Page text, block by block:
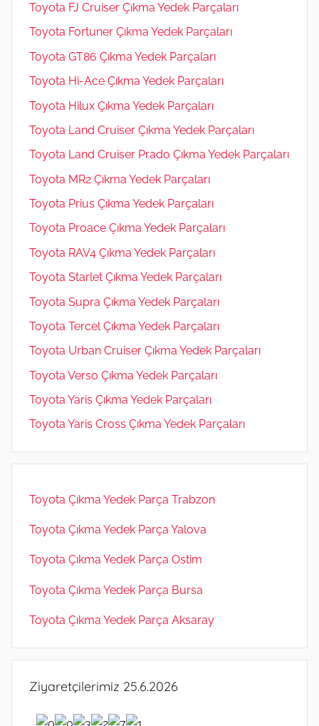
Toyota FJ Cruiser Çıkma Yedek Parçaları
Toyota Fortuner Çıkma Yedek Parçaları
Toyota GT86 Çıkma Yedek Parçaları
Toyota Hi-Ace Çıkma Yedek Parçaları
Toyota Hilux Çıkma Yedek Parçaları
Toyota Land Cruiser Çıkma Yedek Parçaları
Toyota Land Cruiser Prado Çıkma Yedek Parçaları
Toyota MR2 Çıkma Yedek Parçaları
Toyota Prius Çıkma Yedek Parçaları
Toyota Proace Çıkma Yedek Parçaları
Toyota RAV4 Çıkma Yedek Parçaları
Toyota Starlet Çıkma Yedek Parçaları
Toyota Supra Çıkma Yedek Parçaları
Toyota Tercel Çıkma Yedek Parçaları
Toyota Urban Cruiser Çıkma Yedek Parçaları
Toyota Verso Çıkma Yedek Parçaları
Toyota Yaris Çıkma Yedek Parçaları
Toyota Yaris Cross Çıkma Yedek Parçaları
Toyota Çıkma Yedek Parça Trabzon
Toyota Çıkma Yedek Parça Yalova
Toyota Çıkma Yedek Parça Ostim
Toyota Çıkma Yedek Parça Bursa
Toyota Çıkma Yedek Parça Aksaray
Ziyaretçilerimiz 25.6.2026